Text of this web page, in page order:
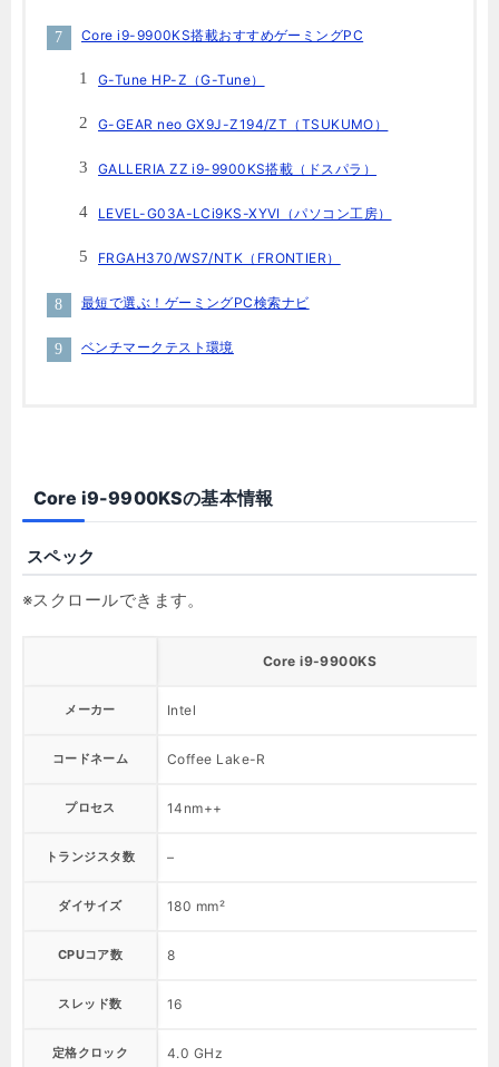
Core i9-9900KS搭載おすすめゲーミングPC
G-Tune HP-Z（G-Tune）
G-GEAR neo GX9J-Z194/ZT（TSUKUMO）
GALLERIA ZZ i9-9900KS搭載（ドスパラ）
LEVEL-G03A-LCi9KS-XYVI（パソコン工房）
FRGAH370/WS7/NTK（FRONTIER）
最短で選ぶ！ゲーミングPC検索ナビ
ベンチマークテスト環境
Core i9-9900KSの基本情報
スペック
Core i9-9900KS
メーカー Intel
コードネーム Coffee Lake-R
プロセス 14nm++
トランジスタ数 –
ダイサイズ 180 mm²
CPUコア数 8
スレッド数 16
定格クロック 4.0 GHz